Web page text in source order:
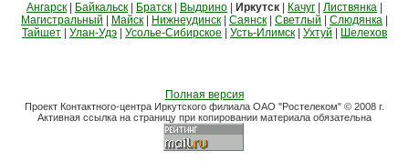
Ангарск Байкальск Братск Выдрино Иркутск Качуг Листвянка
Магистральный
Майск Нижнеудинск Саянск Светлый Слюдянка
Тайшет
Улан-Удэ Усолье-Сибирское Усть-Илимск Ухтуй Шелехов
Полная версия
Проект Контактного-центра Иркутского филиала ОАО "Ростелеком" © 2008 г.
Активная ссылка на страницу при копировании материала обязательна